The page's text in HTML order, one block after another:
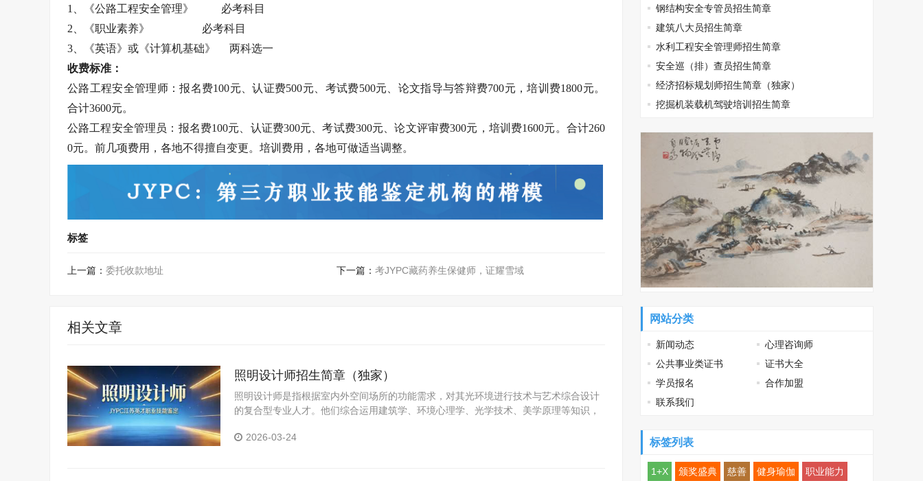
1、《公路工程安全管理》 必考科目
2、《职业素养》 必考科目
3、《英语》或《计算机基础》 两科选一
收费标准：
公路工程安全管理师：报名费100元、认证费500元、考试费500元、论文指导与答辩费700元，培训费1800元。
合计3600元。
公路工程安全管理员：报名费100元、认证费300元、考试费300元、论文评审费300元，培训费1600元。合计260
0元。前几项费用，各地不得擅自变更。培训费用，各地可做适当调整。
标签
上一篇： 委托收款地址 下一篇： 考JYPC藏药养生保健师，证耀雪域
相关文章
照明设计师招生简章（独家）
照明设计师是指根据室内外空间场所的功能需求，对其光环境进行技术与艺术综合设计
的复合型专业人才。他们综合运用建筑学、环境心理学、光学技术、美学原理等知识，
研与分析、照明创意设计、效果图绘制、照明设备选型、供
2026-03-24
钢结构安全专管员招生简章
建筑八大员招生简章
水利工程安全管理师招生简章
安全巡（排）查员招生简章
经济招标规划师招生简章（独家）
挖掘机装载机驾驶培训招生简章
网站分类
新闻动态
心理咨询师
公共事业类证书
证书大全
学员报名
合作加盟
联系我们
标签列表
1+X 颁奖盛典 慈善 健身瑜伽 职业能力